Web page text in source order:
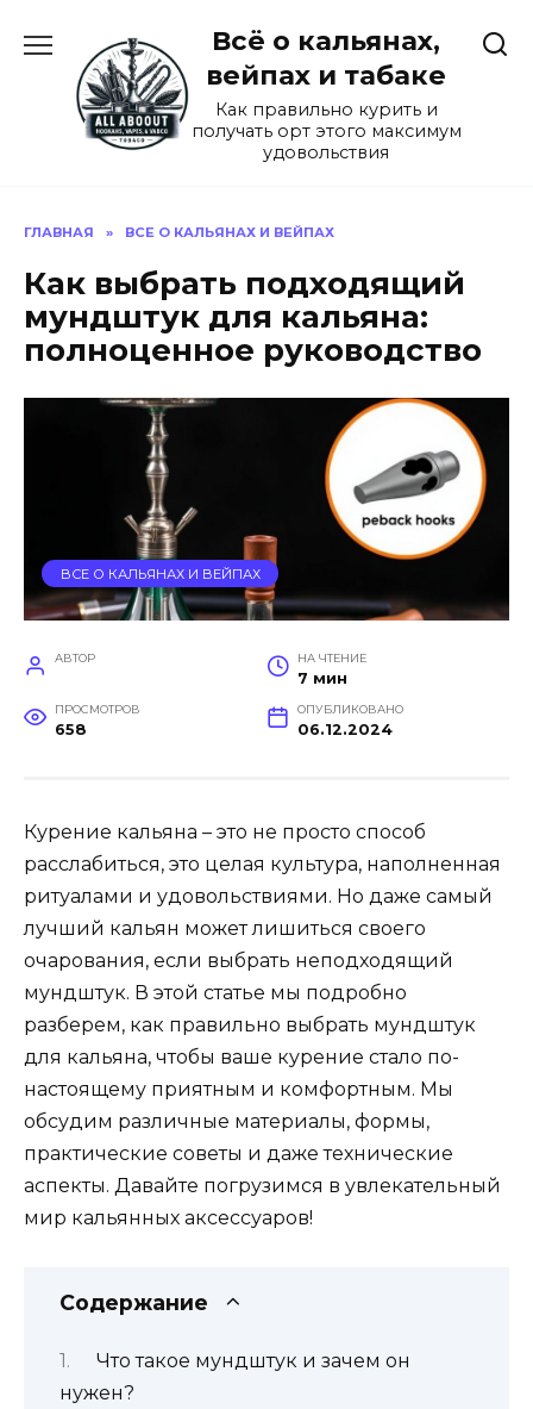
содержанию
Всё о кальянах,
вейпах и табаке
Как правильно курить и
получать орт этого максимум
удовольствия
ГЛАВНАЯ » ВСЕ О КАЛЬЯНАХ И ВЕЙПАХ
Как выбрать подходящий
мундштук для кальяна:
полноценное руководство
ВСЕ О КАЛЬЯНАХ И ВЕЙПАХ
АВТОР НА ЧТЕНИЕ
7 мин
ПРОСМОТРОВ
658
ОПУБЛИКОВАНО
06.12.2024
Курение кальяна – это не просто способ
расслабиться, это целая культура, наполненная
ритуалами и удовольствиями. Но даже самый
лучший кальян может лишиться своего
очарования, если выбрать неподходящий
мундштук. В этой статье мы подробно
разберем, как правильно выбрать мундштук
для кальяна, чтобы ваше курение стало по-
настоящему приятным и комфортным. Мы
обсудим различные материалы, формы,
практические советы и даже технические
аспекты. Давайте погрузимся в увлекательный
мир кальянных аксессуаров!
Содержание
Что такое мундштук и зачем он
нужен?